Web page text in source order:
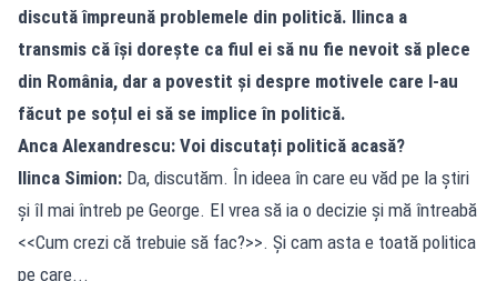
discută împreună problemele din politică. Ilinca a
transmis că își dorește ca fiul ei să nu fie nevoit să plece
din România, dar a povestit și despre motivele care l-au
făcut pe soțul ei să se implice în politică.
Anca Alexandrescu: Voi discutați politică acasă?
Ilinca Simion: Da, discutăm. În ideea în care eu văd pe la știri
și îl mai întreb pe George. El vrea să ia o decizie și mă întreabă
<<Cum crezi că trebuie să fac?>>. Și cam asta e toată politica
pe care...